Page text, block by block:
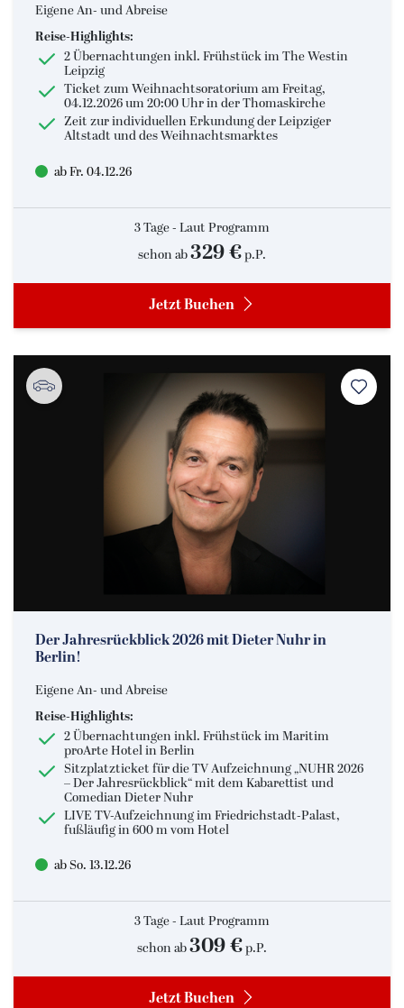
Suchen & Buchen
Reiseart
Eigenanreise
Flug
Deutschland
Europa
Suchen
Eigene An- und Abreise
Reise-Highlights:
2 Übernachtungen inkl. Frühstück im The Westin
Leipzig
Ticket zum Weihnachtsoratorium am Freitag,
04.12.2026 um 20:00 Uhr in der Thomaskirche
Zeit zur individuellen Erkundung der Leipziger
Altstadt und des Weihnachtsmarktes
ab Fr. 04.12.26
3 Tage - Laut Programm
schon ab 329 € p.P.
Jetzt Buchen
Der Jahresrückblick 2026 mit Dieter Nuhr in
Berlin!
Eigene An- und Abreise
Reise-Highlights:
2 Übernachtungen inkl. Frühstück im Maritim
proArte Hotel in Berlin
Sitzplatzticket für die TV Aufzeichnung „NUHR 2026
– Der Jahresrückblick“ mit dem Kabarettist und
Comedian Dieter Nuhr
LIVE TV-Aufzeichnung im Friedrichstadt-Palast,
fußläufig in 600 m vom Hotel
ab So. 13.12.26
3 Tage - Laut Programm
schon ab 309 € p.P.
Jetzt Buchen